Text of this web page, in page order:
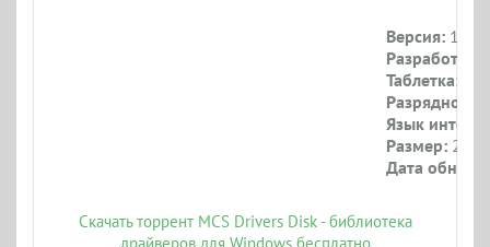
Версия:
Разработчик:
Таблетка:
Разрядность:
Язык
Размер: 2.17
Дата
Скачать торрент MCS Drivers Disk - библиотека